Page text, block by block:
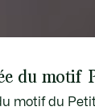
du motif
motif du